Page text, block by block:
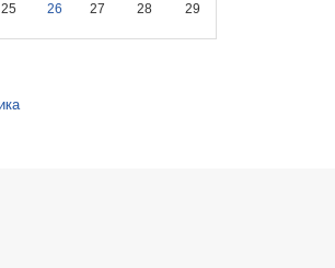
25 26 27 28
29